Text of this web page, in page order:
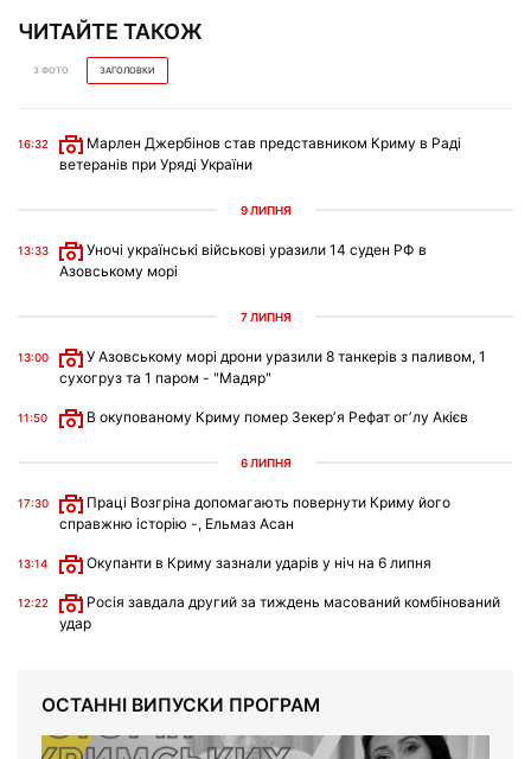
ЧИТАЙТЕ ТАКОЖ
З ФОТО ЗАГОЛОВКИ
16:32
Марлен Джербінов став представником Криму в Раді
ветеранів при Уряді України
9 ЛИПНЯ
13:33
Уночі українські військові уразили 14 суден РФ в
Азовському морі
7 ЛИПНЯ
13:00
У Азовському морі дрони уразили 8 танкерів з паливом, 1
сухогруз та 1 паром - "Мадяр"
11:50 В окупованому Криму помер Зекерʼя Рефат огʼлу Акієв
6 ЛИПНЯ
17:30
Праці Возгріна допомагають повернути Криму його
справжню історію -, Ельмаз Асан
13:14 Окупанти в Криму зазнали ударів у ніч на 6 липня
12:22
Росія завдала другий за тиждень масований комбінований
удар
ОСТАННІ ВИПУСКИ ПРОГРАМ